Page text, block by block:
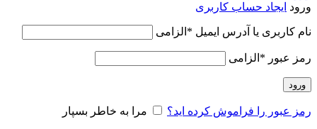
ورود ایجاد حساب کاربری
نام کاربری یا آدرس ایمیل * الزامی
رمز عبور * الزامی
ورود
رمز عبور را فراموش کرده اید؟ مرا به خاطر بسپار